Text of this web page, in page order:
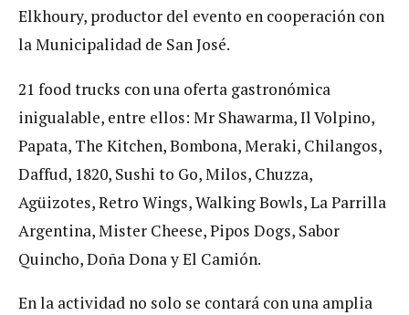
Elkhoury, productor del evento en cooperación con
la Municipalidad de San José.
21 food trucks con una oferta gastronómica
inigualable, entre ellos: Mr Shawarma, Il Volpino,
Papata, The Kitchen, Bombona, Meraki, Chilangos,
Daffud, 1820, Sushi to Go, Milos, Chuzza,
Agüizotes, Retro Wings, Walking Bowls, La Parrilla
Argentina, Mister Cheese, Pipos Dogs, Sabor
Quincho, Doña Dona y El Camión.
En la actividad no solo se contará con una amplia